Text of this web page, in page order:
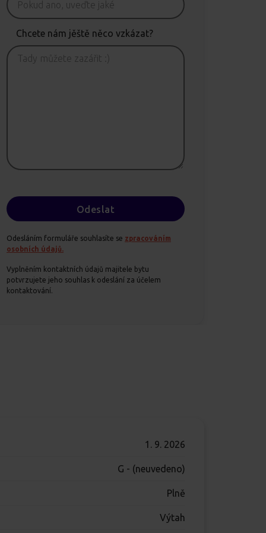
Chcete nám jěště něco vzkázat?
Odesláním formuláře souhlasíte se zpracováním
osobních údajů.
Vyplněním kontaktních údajů majitele bytu
potvrzujete jeho souhlas k odeslání za účelem
kontaktování.
1. 9. 2026
G - (neuvedeno)
Plně
Výtah